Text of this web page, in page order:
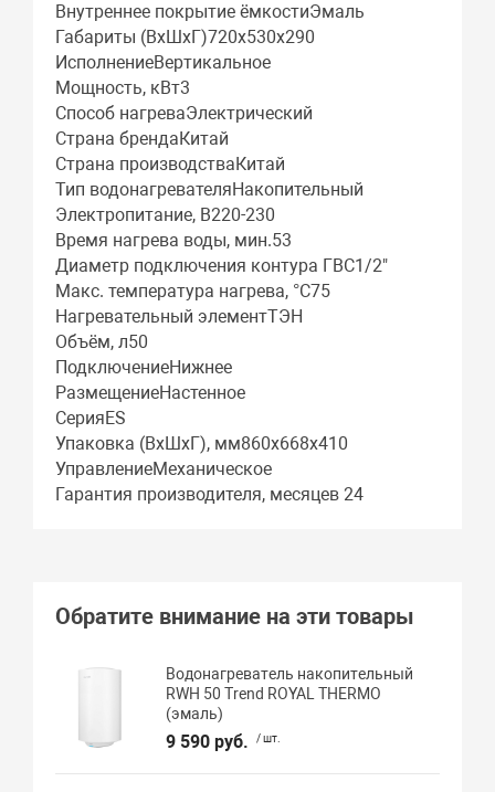
Внутреннее покрытие ёмкостиЭмаль
Габариты (ВхШхГ)720х530х290
ИсполнениеВертикальное
Мощность, кВт3
Способ нагреваЭлектрический
Страна брендаКитай
Страна производстваКитай
Тип водонагревателяНакопительный
Электропитание, В220-230
Время нагрева воды, мин.53
Диаметр подключения контура ГВС1/2"
Макс. температура нагрева, °С75
Нагревательный элементТЭН
Объём, л50
ПодключениеНижнее
РазмещениеНастенное
СерияES
Упаковка (ВхШхГ), мм860х668х410
УправлениеМеханическое
Гарантия производителя, месяцев 24
Обратите внимание на эти товары
Водонагреватель накопительный
RWH 50 Trend ROYAL THERMO
(эмаль)
9 590 руб. / шт.